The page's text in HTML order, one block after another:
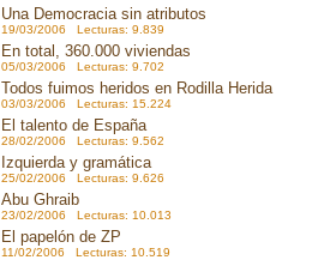
Una Democracia sin atributos
19/03/2006 Lecturas: 9.839
En total, 360.000 viviendas
05/03/2006 Lecturas: 9.702
Todos fuimos heridos en Rodilla Herida
03/03/2006 Lecturas: 15.224
El talento de España
28/02/2006 Lecturas: 9.562
Izquierda y gramática
25/02/2006 Lecturas: 9.626
Abu Ghraib
23/02/2006 Lecturas: 10.013
El papelón de ZP
11/02/2006 Lecturas: 10.519